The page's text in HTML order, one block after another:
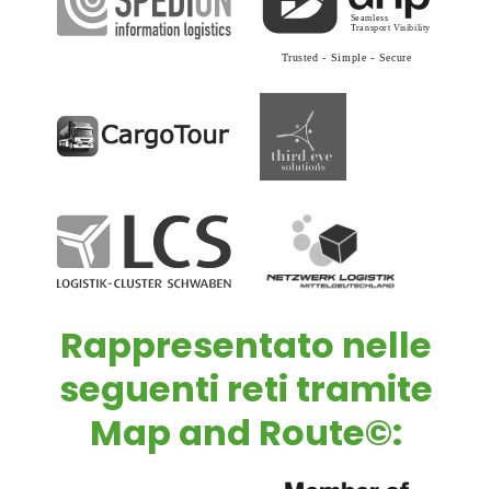
Rappresentato nelle
seguenti reti tramite
Map and Route©: